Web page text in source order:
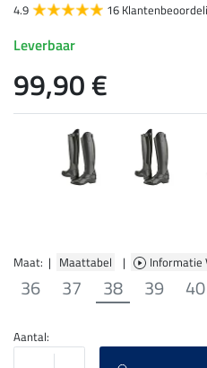
Maat: | Maattabel | Informatie
36 37 38 39 40
4.9
16
Leverbaar
99,90 €
Aantal: